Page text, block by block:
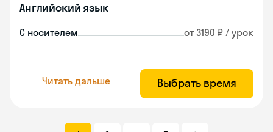
Английский язык
С носителем от 3190 ₽ / урок
Читать дальше Выбрать время